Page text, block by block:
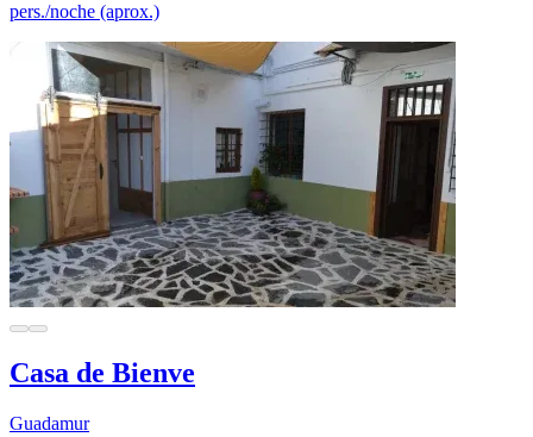
pers./noche (aprox.)
Casa de Bienve
Guadamur